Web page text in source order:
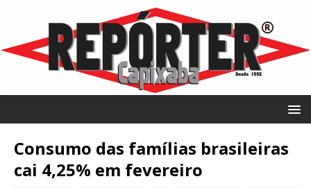
Consumo das famílias brasileiras
cai 4,25% em fevereiro